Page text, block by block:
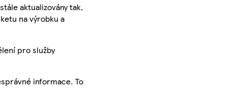
aktualizovány tak,
na výrobku a
pro služby
informace. To